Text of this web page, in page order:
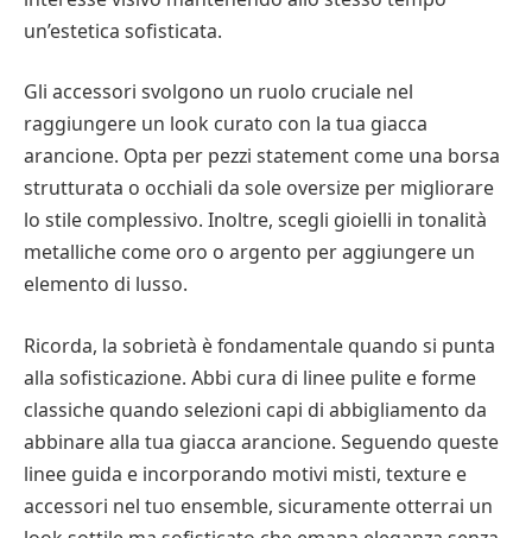
un’estetica sofisticata.
Gli accessori svolgono un ruolo cruciale nel
raggiungere un look curato con la tua giacca
arancione. Opta per pezzi statement come una borsa
strutturata o occhiali da sole oversize per migliorare
lo stile complessivo. Inoltre, scegli gioielli in tonalità
metalliche come oro o argento per aggiungere un
elemento di lusso.
Ricorda, la sobrietà è fondamentale quando si punta
alla sofisticazione. Abbi cura di linee pulite e forme
classiche quando selezioni capi di abbigliamento da
abbinare alla tua giacca arancione. Seguendo queste
linee guida e incorporando motivi misti, texture e
accessori nel tuo ensemble, sicuramente otterrai un